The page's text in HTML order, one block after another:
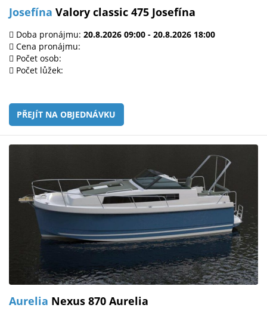
Josefína Valory classic 475 Josefína
Doba pronájmu: 20.8.2026 09:00 - 20.8.2026 18:00
Cena pronájmu:
Počet osob:
Počet lůžek:
PŘEJÍT NA OBJEDNÁVKU
Aurelia Nexus 870 Aurelia